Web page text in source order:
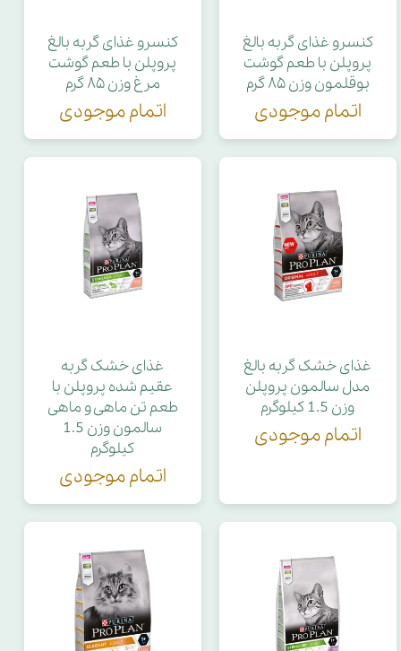
کنسرو غذای گربه بالغ
پروپلن با طعم گوشت
بوقلمون وزن ۸۵ گرم
اتمام موجودی
کنسرو غذای گربه بالغ
پروپلن با طعم گوشت
مرغ وزن ۸۵ گرم
اتمام موجودی
غذای خشک گربه بالغ
مدل سالمون پروپلن
وزن 1.5 کیلوگرم
اتمام موجودی
غذای خشک گربه
عقیم شده پروپلن با
طعم تن ماهی و ماهی
سالمون وزن 1.5
کیلوگرم
اتمام موجودی